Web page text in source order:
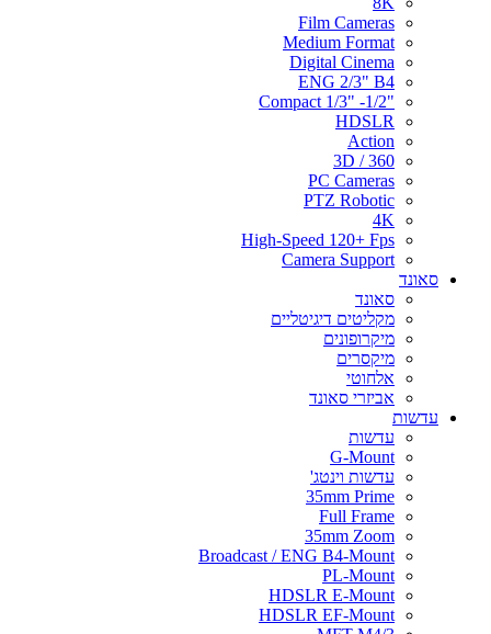
Film Cameras
Medium Format
Digital Cinema
ENG 2/3" B4
"Compact 1/3" -1/2
HDSLR
Action
3D / 360
PC Cameras
PTZ Robotic
4K
High-Speed 120+ Fps
Camera Support
סאונד
סאונד
מקליטים דיגיטליים
מיקרופונים
מיקסרים
אלחוטי
אביזרי סאונד
עדשות
עדשות
G-Mount
עדשות וינטג'
35mm Prime
Full Frame
35mm Zoom
Broadcast / ENG B4-Mount
PL-Mount
HDSLR E-Mount
HDSLR EF-Mount